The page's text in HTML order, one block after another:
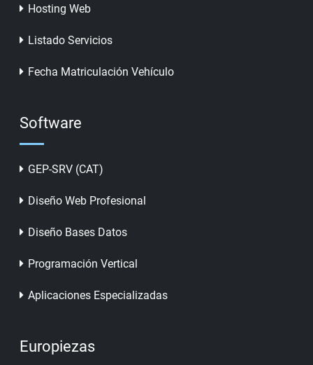
Hosting Web
Listado Servicios
Fecha Matriculación Vehículo
Software
GEP-SRV (CAT)
Diseño Web Profesional
Diseño Bases Datos
Programación Vertical
Aplicaciones Especializadas
Europiezas